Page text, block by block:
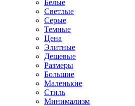
Белые
Светлые
Серые
Темные
Цена
Элитные
Дешевые
Размеры
Большие
Маленькие
Стиль
Минимализм